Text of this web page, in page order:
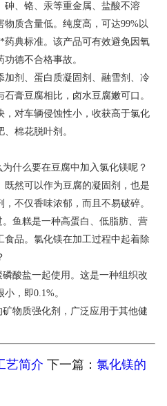
、铬、汞等重金属、盐酸不溶
质含量低。纯度高，可达99%以
典标准。该产品可有效避免因氧
德不合格事故。
加剂、蛋白质凝固剂、融雪剂、冷
膏豆腐相比，卤水豆腐嫩可口。
，对车辆侵蚀性小，收获高于氯化
棉花脱叶剂。
什么要在豆腐中加入氯化镁呢？
既然可以作为豆腐的凝固剂，也是
不仅香味浓郁，而且不易破碎。
鱼糕是一种高蛋白、低脂肪、营
食品。氯化镁在加工过程中起着除
酸盐一起使用。这是一种组织改
，即0.1%。
物质强化剂，广泛应用于其他健
艺简介 下一篇： 氯化镁的